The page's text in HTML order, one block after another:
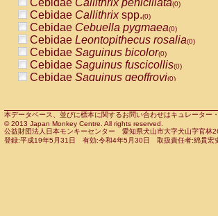
(0)
CercopithecidaeCercocebus agilis
CercopithecidaeCercocebus
CercopithecidaeCercocebus
CercopithecidaeCercocebus
CercopithecidaeCercocebus
CercopithecidaeCercocebushybrid
CercopithecidaePapio anubis(0)
CercopithecidaePapio cynocephalus
CercopithecidaePapio hamadryas(0)
Cebidae Callithrix penicillata(0)
Cebidae Callithrixspp.(0)
Cebidae Cebuella pygmaea(0)
Cebidae Leontopithecus rosalia(0)
Cebidae Saguinus bicolor(0)
Cebidae Saguinus fuscicollis(0)
Cebidae Saguinus geoffroyi(0)
CebidaeSaguinus leucopus(0)
CebidaeSaguinus midas(0)
Cebidae Saguinus mystax(0)
本データベース、並びに標本に関するお問い合わせはキュレータ
© 2013 Japan Monkey Centre. All rights reserved.
公益財団法人日本モンキーセンター 愛知県犬山市大字犬山字官
登録:平成19年5月31日 有効:令和4年5月30日 取扱責任者:綿貫宏